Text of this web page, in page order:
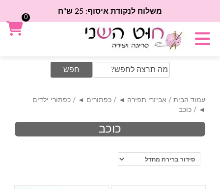
משלוח לנקודת איסוף: 25 ש"ח
Search
for:
עמוד הבית / אביזרי תפירה ◄ / כפתורים ◄ / כפתורי ילדים
◄ / כוכב
כוכב
0